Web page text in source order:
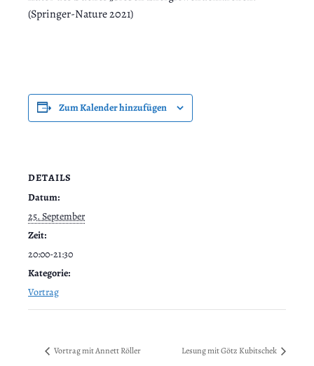
(Springer-Nature 2021)
Zum Kalender hinzufügen
DETAILS
Datum:
25. September
Zeit:
20:00-21:30
Kategorie:
Vortrag
Vortrag mit Annett Röller Lesung mit Götz Kubitschek